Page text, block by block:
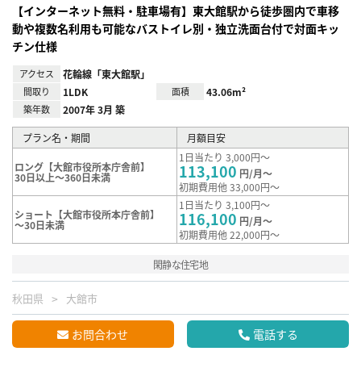
【インターネット無料・駐車場有】東大館駅から徒歩圏内で車移
動や複数名利用も可能なバストイレ別・独立洗面台付で対面キッ
チン仕様
アクセス 花輪線「東大館駅」
間取り 1LDK 面積 43.06m²
築年数 2007年 3月 築
プラン名・期間 月額目安
ロング【大館市役所本庁舎前】
30日以上～360日未満
1日当たり 3,000円～
113,100 円/月～
初期費用他 33,000円～
ショート【大館市役所本庁舎前】
～30日未満
1日当たり 3,100円～
116,100 円/月～
初期費用他 22,000円～
閑静な住宅地
秋田県 大館市
お問合わせ 電話する